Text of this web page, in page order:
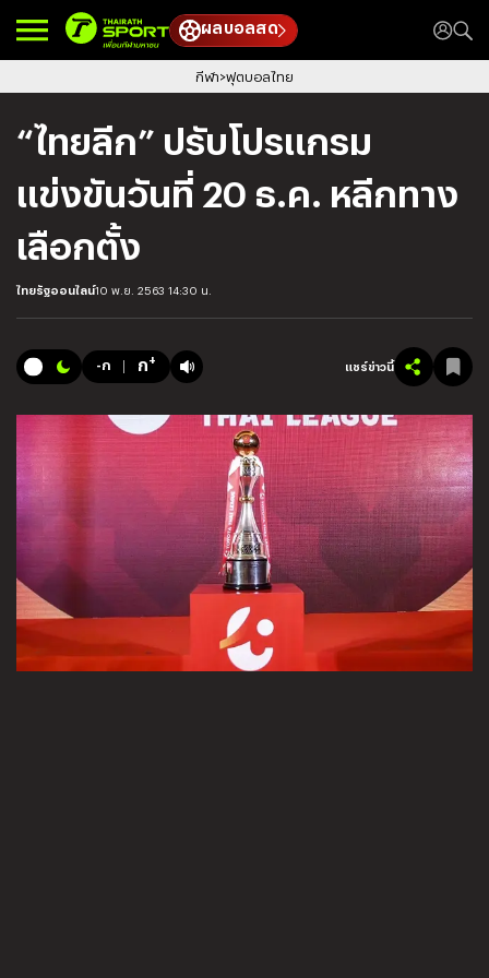
ผลบอลสด
กีฬา ฟุตบอลไทย
“ไทยลีก” ปรับโปรแกรม
แข่งขันวันที่ 20 ธ.ค. หลีกทาง
เลือกตั้ง
ไทยรัฐออนไลน์10 พ.ย. 2563 14:30 น.
-ก ก+ แชร์ข่าวนี้